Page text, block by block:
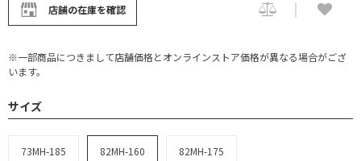
店舗の在庫を確認
※一部商品につきまして店舗価格とオンラインストア価格が異なる場合がござ
います。
サイズ
73MH-185 82MH-160 82MH-175